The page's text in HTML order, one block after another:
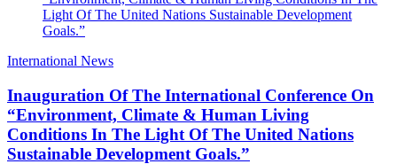
Light Of The United Nations Sustainable Development
Goals.”
International News
Inauguration Of The International Conference On
“Environment, Climate & Human Living
Conditions In The Light Of The United Nations
Sustainable Development Goals.”